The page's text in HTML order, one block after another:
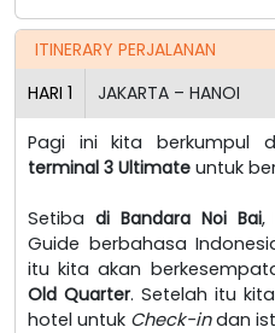
ITINERARY PERJALANAN
HARI 1 JAKARTA – HANOI
Pagi ini kita berkumpul
terminal 3 Ultimate untuk
Setiba di Bandara Noi Bai,
Guide berbahasa
itu kita akan
Old Quarter. Setelah itu
hotel untuk Check-indan